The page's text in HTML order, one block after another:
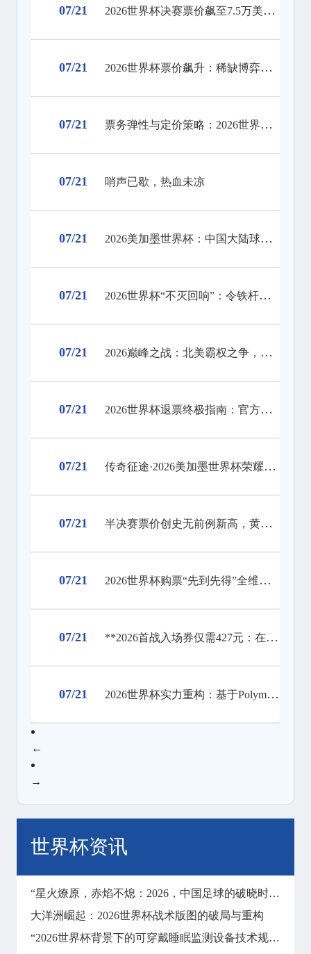
07/21 2026世界杯决赛票价飙至7.5万美元，天价门票创下历史纪录
07/21 2026世界杯票价飙升：稀缺博弈、资本暗战与全球体育消费版图的结构性重塑
07/21 票务弹性与定价策略：2026世界杯门票市场的溢价平衡机制
07/21 哨声已歇，热血未凉
07/21 2026美加墨世界杯：中国大陆球迷官方购票实操全流程解析
07/21 2026世界杯“不灭回响”：令铁杆拥趸泪目的不朽定格
07/21 2026巅峰之战：北美霸权之争，全球瞩目
07/21 2026世界杯退票终极指南：官方流程、关键规则与防坑实战手册
07/21 传奇征途·2026美加墨世界杯荣耀典藏志
07/21 半决赛票价创史无前例新高，黄牛感叹：抢票热潮前所未见
07/21 2026世界杯购票“先到先得”全维度拆解：规则盲区、抢票雷区与逆袭路径的终极推演
07/21 **2026首战入场券仅需427元：在哨响前，让沉默彻底失声**
07/21 2026世界杯实力重构：基于Polymarket赔率的32强分层解析
←
→
世界杯资讯
“星火燎原，赤焰不熄：2026，中国足球的破晓时刻”
大洋洲崛起：2026世界杯战术版图的破局与重构
“2026世界杯背景下的可穿戴睡眠监测设备技术规范与标准化路径研究”